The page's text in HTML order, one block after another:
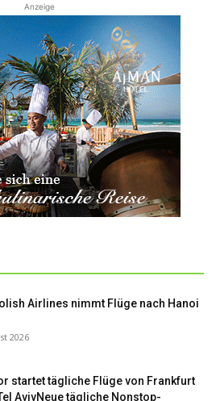
Anzeige
Airlines nimmt Flüge nach Hanoi
2026
startet tägliche Flüge von Frankfurt
AvivNeue tägliche Nonstop-